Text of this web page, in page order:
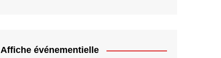
Affiche événementielle